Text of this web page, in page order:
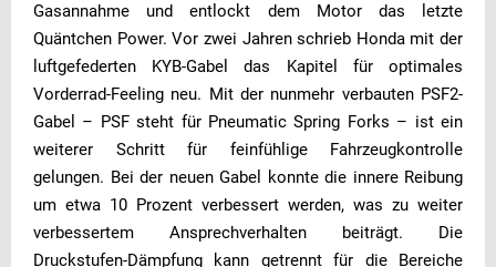
Gasannahme und entlockt dem Motor das letzte
Quäntchen Power. Vor zwei Jahren schrieb Honda mit der
luftgefederten KYB-Gabel das Kapitel für optimales
Vorderrad-Feeling neu. Mit der nunmehr verbauten PSF2-
Gabel – PSF steht für Pneumatic Spring Forks – ist ein
weiterer Schritt für feinfühlige Fahrzeugkontrolle
gelungen. Bei der neuen Gabel konnte die innere Reibung
um etwa 10 Prozent verbessert werden, was zu weiter
verbessertem Ansprechverhalten beiträgt. Die
Druckstufen-Dämpfung kann getrennt für die Bereiche